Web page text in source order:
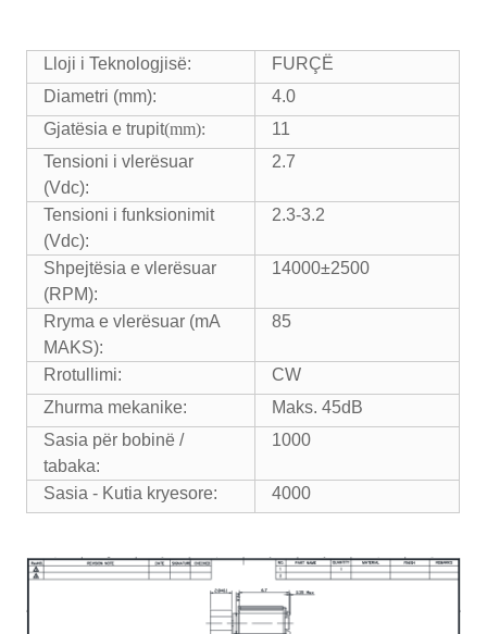
Lloji i Teknologjisë:
FURÇË
Diametri (mm):
4.0
Gjatësia e trupit(mm):
11
Tensioni i vlerësuar
(Vdc):
2.7
Tensioni i funksionimit
(Vdc):
2.3-3.2
Shpejtësia e vlerësuar
(RPM):
14000±2500
Rryma e vlerësuar (mA
MAKS):
85
Rrotullimi:
CW
Zhurma mekanike:
Maks. 45dB
Sasia për bobinë /
tabaka:
1000
Sasia - Kutia kryesore: 4000